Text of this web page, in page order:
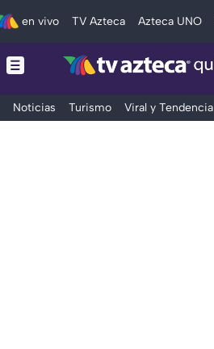
en vivo TV Azteca Azteca UNO
Noticias Turismo Viral y Tendencia